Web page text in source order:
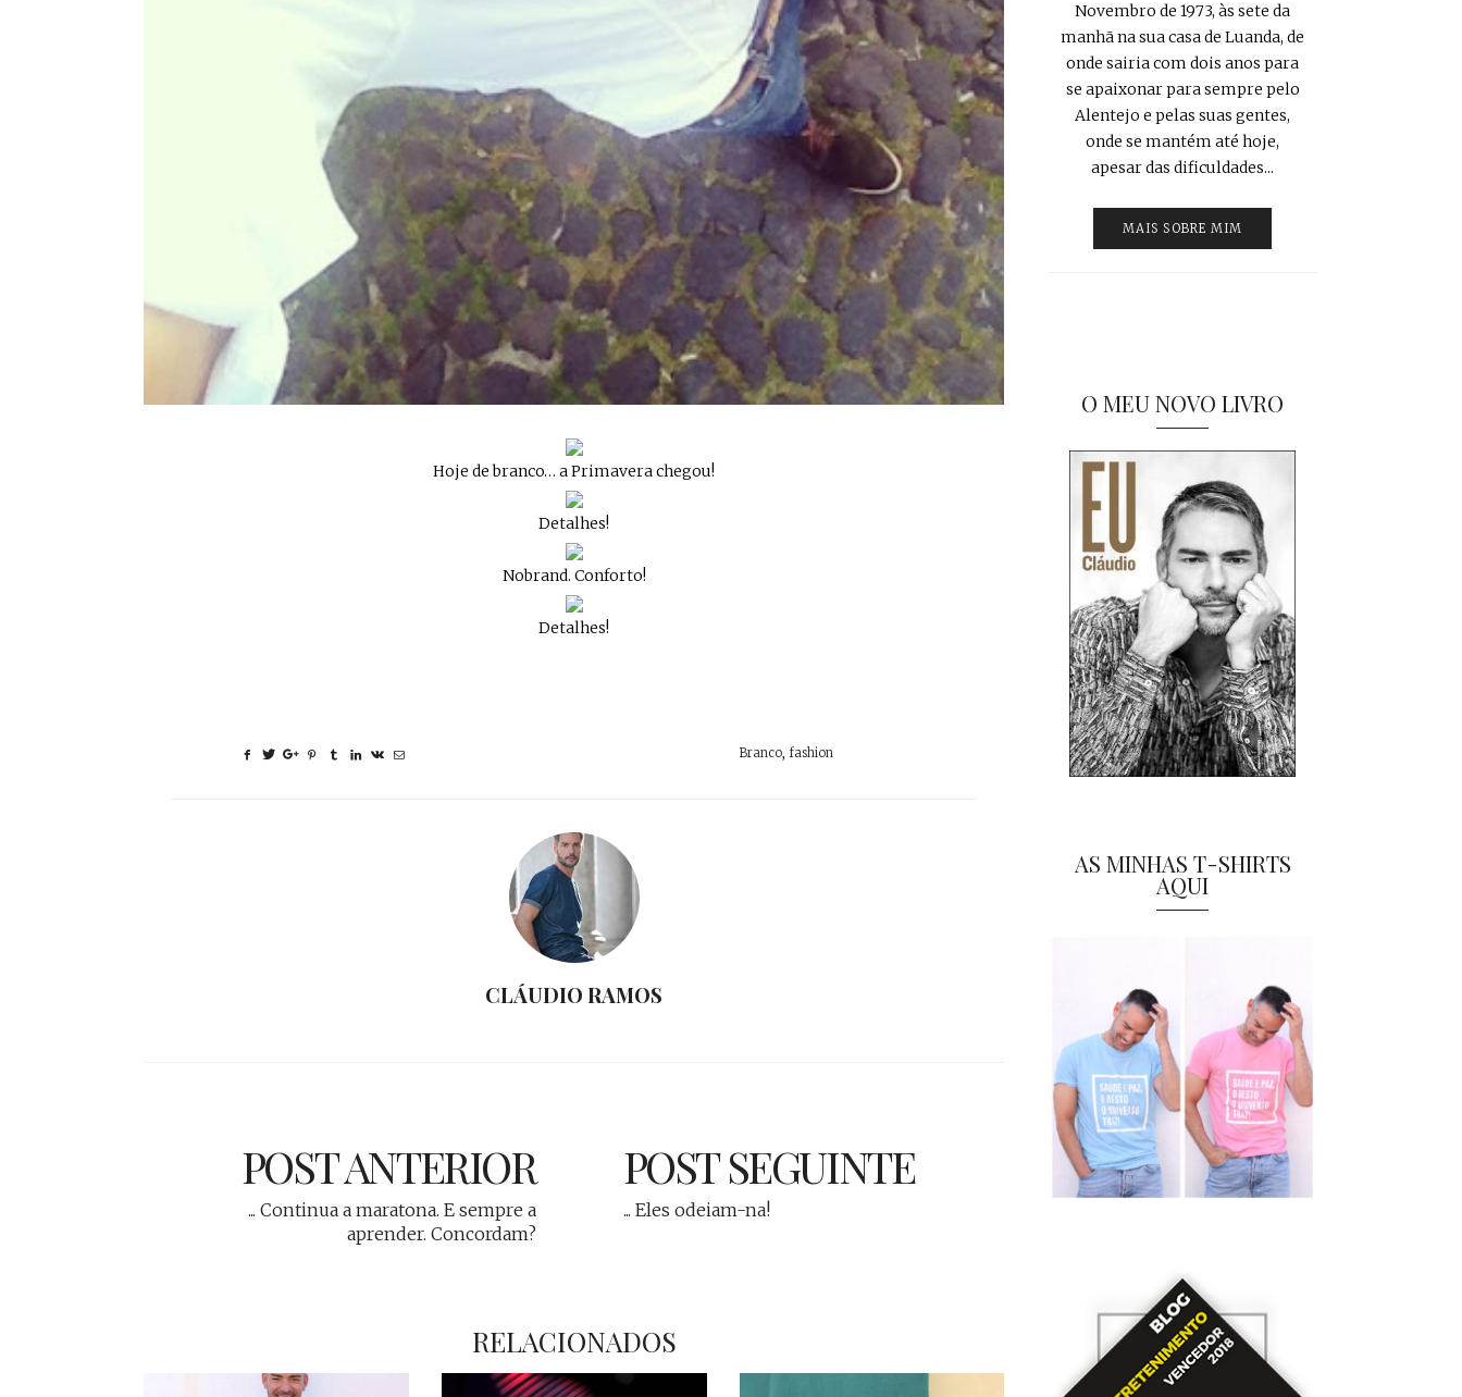
Hoje de branco… a Primavera chegou!
Detalhes!
Nobrand. Conforto!
Detalhes!
Branco, fashion
CLÁUDIO RAMOS
POST ANTERIOR
... Continua a maratona. E sempre a
aprender. Concordam?
POST SEGUINTE
... Eles odeiam-na!
RELACIONADOS
Novembro de 1973, às sete da
manhã na sua casa de Luanda, de
onde sairia com dois anos para
se apaixonar para sempre pelo
Alentejo e pelas suas gentes,
onde se mantém até hoje,
apesar das dificuldades...
MAIS SOBRE MIM
O MEU NOVO LIVRO
AS MINHAS T-SHIRTS
AQUI